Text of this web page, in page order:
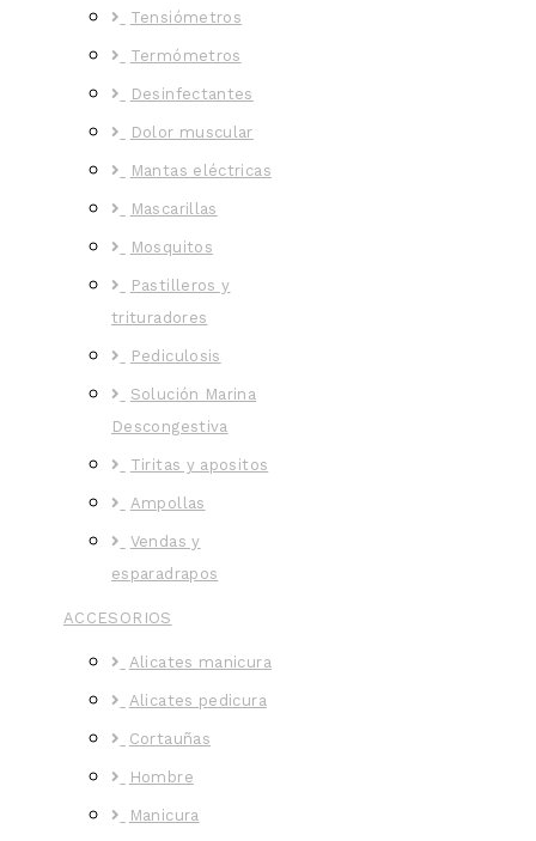
Tensiómetros
Termómetros
Desinfectantes
Dolor muscular
Mantas eléctricas
Mascarillas
Mosquitos
Pastilleros y
trituradores
Pediculosis
Solución Marina
Descongestiva
Tiritas y apositos
Ampollas
Vendas y
esparadrapos
ACCESORIOS
Alicates manicura
Alicates pedicura
Cortauñas
Hombre
Manicura